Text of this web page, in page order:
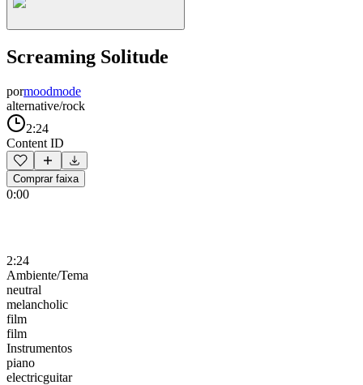
Screaming Solitude
pormoodmode
alternative/rock
2:24
Content ID
Comprar faixa
0:00
2:24
Ambiente/Tema
neutral
melancholic
film
film
Instrumentos
piano
electricguitar